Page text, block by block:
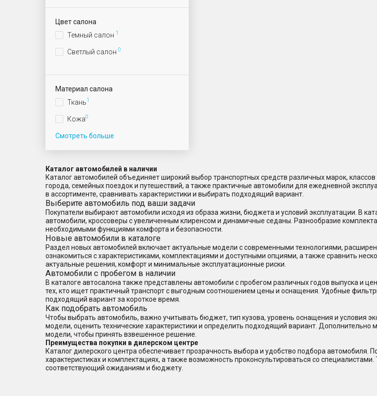
Цвет салона
Темный салон 1
Светлый салон 0
Материал салона
Ткань1
Кожа0
Смотреть больше
Каталог автомобилей в наличии
Каталог автомобилей объединяет широкий выбор транспортных средств различных марок,
города, семейных поездок и путешествий, а также практичные автомобили для ежедневной
в ассортименте, сравнивать характеристики и выбирать подходящий вариант.
Выберите автомобиль под ваши задачи
Покупатели выбирают автомобили исходя из образа жизни, бюджета и условий эксплуатации. В
автомобили, кроссоверы с увеличенным клиренсом и динамичные седаны. Разнообразие
необходимыми функциями комфорта и безопасности.
Новые автомобили в каталоге
Раздел новых автомобилей включает актуальные модели с современными технологиями,
ознакомиться с характеристиками, комплектациями и доступными опциями, а также сравнить
актуальные решения, комфорт и минимальные эксплуатационные риски.
Автомобили с пробегом в наличии
В каталоге автосалона также представлены автомобили с пробегом различных годов выпуска и
тех, кто ищет практичный транспорт с выгодным соотношением цены и оснащения. Удобные
подходящий вариант за короткое время.
Как подобрать автомобиль
Чтобы выбрать автомобиль, важно учитывать бюджет, тип кузова, уровень оснащения и условия
модели, оценить технические характеристики и определить подходящий вариант.
модели, чтобы принять взвешенное решение.
Преимущества покупки в дилерском центре
Каталог дилерского центра обеспечивает прозрачность выбора и удобство подбора автомобиля.
характеристиках и комплектациях, а также возможность проконсультироваться со
соответствующий ожиданиям и бюджету.